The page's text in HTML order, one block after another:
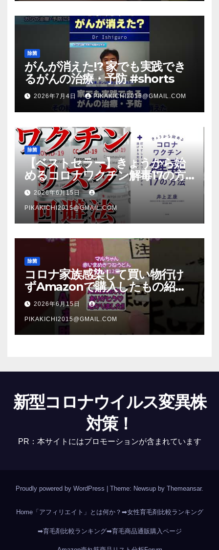
除菌
がんが消えた!? 家でも実践でき
るがんの治療・予防 #shorts
2026年7月4日 PIKAKICHI2015@GMAIL.COM
除菌
【ベストセラー】きょうから始
めるコロナワクチン解毒17の方
法【本要約】
2026年6月15日
PIKAKICHI2015@GMAIL.COM
除菌
コロナ家族感染して買い物行け
ずAmazonで購入したもの紹
介 #Shorts
2026年6月15日
PIKAKICHI2015@GMAIL.COM
新型コロナウイルス変異株
対策！
PR：本サイトにはプロモーションが含まれています
Proudly powered by WordPress | Theme: Newsup by Themeansar.
Home「アフィリエイト」とは何か？ ➡女性育毛剤比較ランキング
➡育毛剤比較ランキング➡育毛商品通販購入ページ